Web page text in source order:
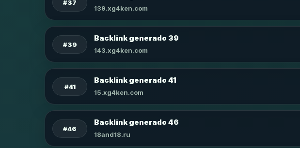
#37
139.xg4ken.com
#39
Backlink generado 39
143.xg4ken.com
#41
Backlink generado 41
15.xg4ken.com
#46
Backlink generado 46
18and18.ru